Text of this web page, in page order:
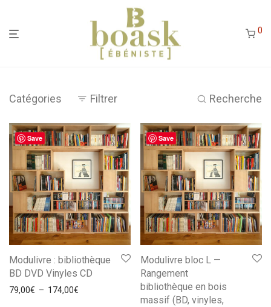
0
Catégories Filtrer Recherche
Save
Modulivre : bibliothèque
BD DVD Vinyles CD
79,00€ – 174,00€ Plage de prix : 79,00€ à 174,00€
Save
Modulivre bloc L —
Rangement
bibliothèque en bois
massif (BD, vinyles,